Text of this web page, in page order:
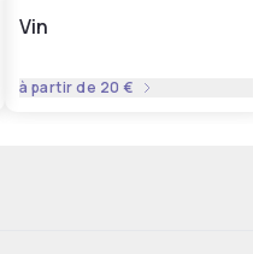
Vin
à partir de 20 €